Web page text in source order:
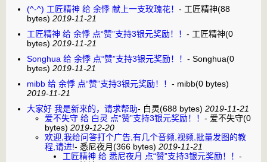
(^-^) 工匠精神 给 余悸 献上一支玫瑰花！ - 工匠精神(88
bytes) 2019-11-21
工匠精神 给 余悸 点“赞”支持3银元奖励！！ - 工匠精神(0
bytes) 2019-11-21
Songhua 给 余悸 点“赞”支持3银元奖励！！ - Songhua(0
bytes) 2019-11-21
mibb 给 余悸 点“赞”支持3银元奖励！！ - mibb(0 bytes)
2019-11-21
大家好 我是新来的，请求帮助- 白灵(688 bytes) 2019-11-21
爱不失守 给 白灵 点“赞”支持3银元奖励！！ - 爱不失守(0
bytes) 2019-12-20
欢迎,我给问答打个广告,有几个音频,视频,批量发图的教
程,请进!- 悉尼夜月(366 bytes) 2019-11-21
工匠精神 给 悉尼夜月 点“赞”支持3银元奖励！！ -